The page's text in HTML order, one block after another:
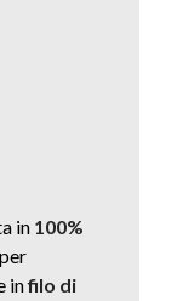
in 100%
infilo di